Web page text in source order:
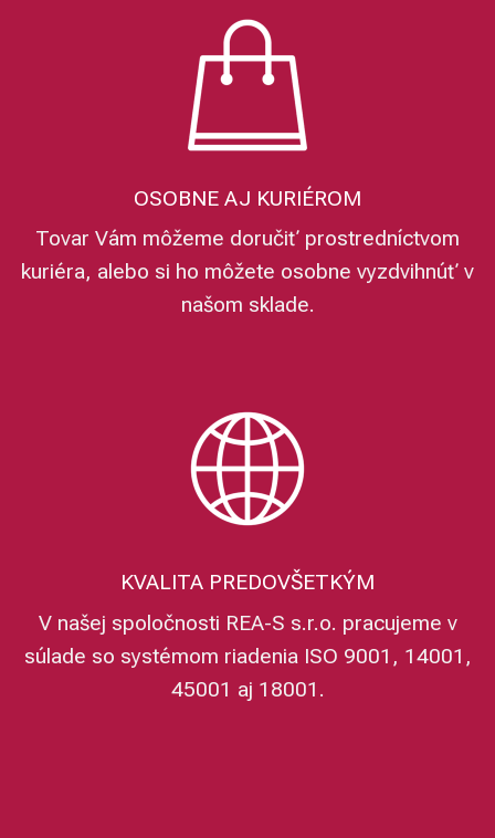
OSOBNE AJ KURIÉROM
Tovar Vám môžeme doručiť prostredníctvom
kuriéra, alebo si ho môžete osobne vyzdvihnúť v
našom sklade.
KVALITA PREDOVŠETKÝM
V našej spoločnosti REA-S s.r.o. pracujeme v
súlade so systémom riadenia ISO 9001, 14001,
45001 aj 18001.